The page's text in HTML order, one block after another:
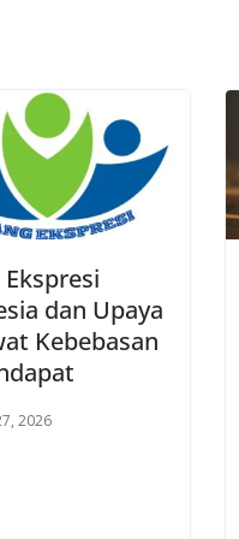
dan Upaya
Kebebasan
2026